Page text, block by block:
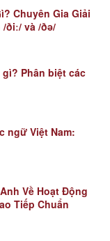
Chuyên Gia Giải
ðiː/ và /ðə/
Phân biệt các
ngữ Việt Nam:
Về Hoạt Động
Tiếp Chuẩn